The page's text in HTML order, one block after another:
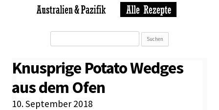
Knusprige Potato Wedges
aus dem Ofen
10. September 2018